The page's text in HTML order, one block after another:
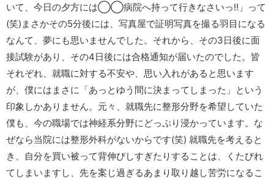
いて、今日の夕方には◯◯病院へ持って行きなさいっ‼︎」って
(笑)まさかその5分後には、写真屋で証明写真を撮る羽目になる
なんて、夢にも思いませんでした。それから、その3日後に面
接試験があり、その4日後には合格通知が届いたのでした。皆
それぞれ、就職に対する不安や、思い入れがあると思います
が、僕にはまさに「あっとゆう間に決まってしまった」という
印象しかありません。元々、就職先に整形分野を希望していた
僕も、今の職場では神経系分野にどっぷり浸かっています。な
ぜなら当院には整形外科がないからです(笑) 就職先を考えると
き、自分を買い被って背伸びしすぎたりすることは、くたびれ
てしまいますし、先を案じ過ぎるあまり取り越し苦労になるこ